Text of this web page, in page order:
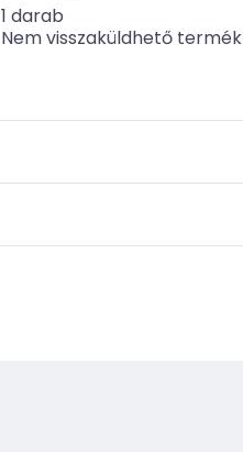
1 darab
Nem visszaküldhető termék